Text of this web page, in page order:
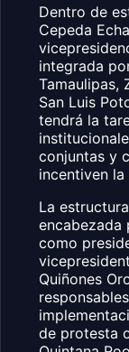
Dentro de
Cepeda
integrada
Tamaulipas,
San Luis
tendrá la
conjuntas y
incentiven
La
encabezada
como
Quiñones
de protesta